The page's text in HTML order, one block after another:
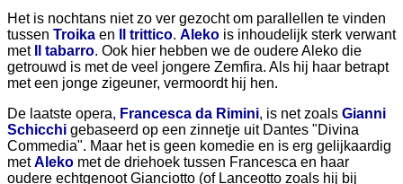
Het is nochtans niet zo ver gezocht om parallellen te vinden
tussen Troika en Il trittico. Aleko is inhoudelijk sterk verwant
met
Il tabarro. Ook hier hebben we de oudere Aleko die
getrouwd is met de veel jongere Zemfira. Als hij haar betrapt
met een jonge zigeuner, vermoordt hij hen.
De laatste opera, Francesca da Rimini, is net zoals Gianni
Schicchi gebaseerd op een zinnetje uit Dantes "Divina
Commedia". Maar het is geen komedie en is erg gelijkaardig
metAleko met de driehoek tussen Francesca en haar
oudere echtgenoot Gianciotto (of Lanceotto zoals hij bij